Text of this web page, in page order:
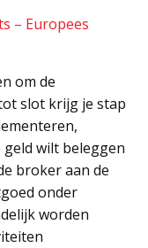
– Europees
om de
slot krijg je stap
wilt beleggen
broker aan de
onder
worden